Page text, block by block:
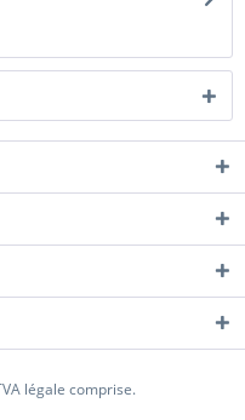
légale comprise.